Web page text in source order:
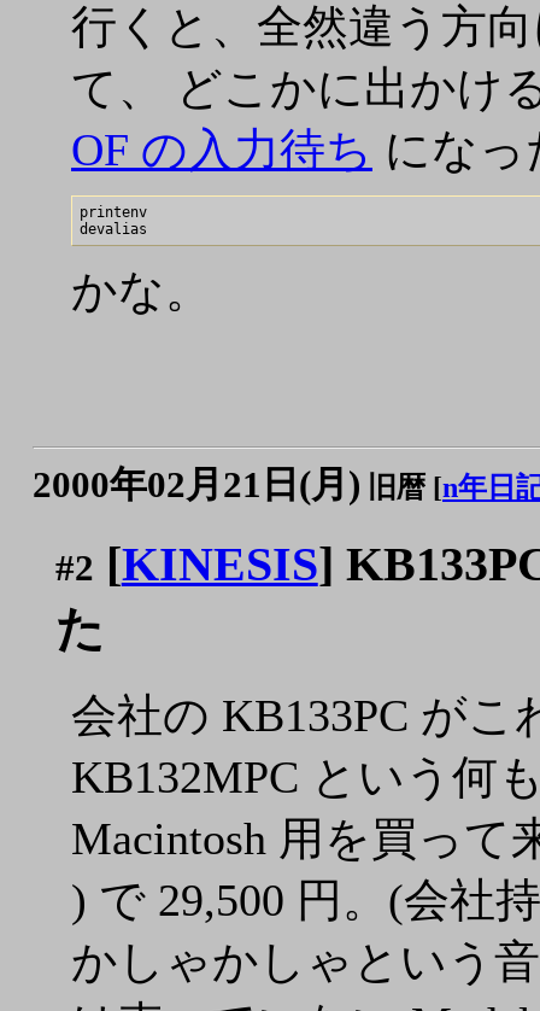
行くと、全然違う方
て、 どこかに出かけ
OF の入力待ち になっ
printenv
かな。
2000年02月21日(月) 旧暦 [n年日
#2 [KINESIS]
た
会社の KB133PC が
KB132MPC という何
Macintosh 用を買って
) で 29,500 円。(会社
かしゃかしゃという